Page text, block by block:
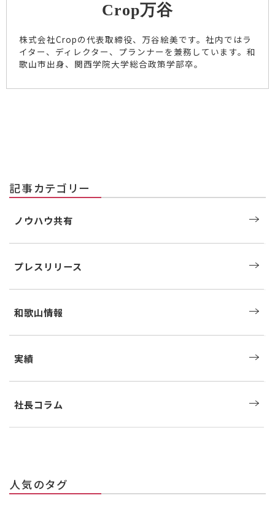
Crop万谷
株式会社Cropの代表取締役、万谷絵美です。社内ではラ
イター、ディレクター、プランナーを兼務しています。和
歌山市出身、関西学院大学総合政策学部卒。
記事カテゴリー
ノウハウ共有
プレスリリース
和歌山情報
実績
社長コラム
人気のタグ